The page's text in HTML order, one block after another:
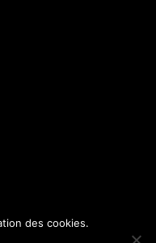
des cookies.